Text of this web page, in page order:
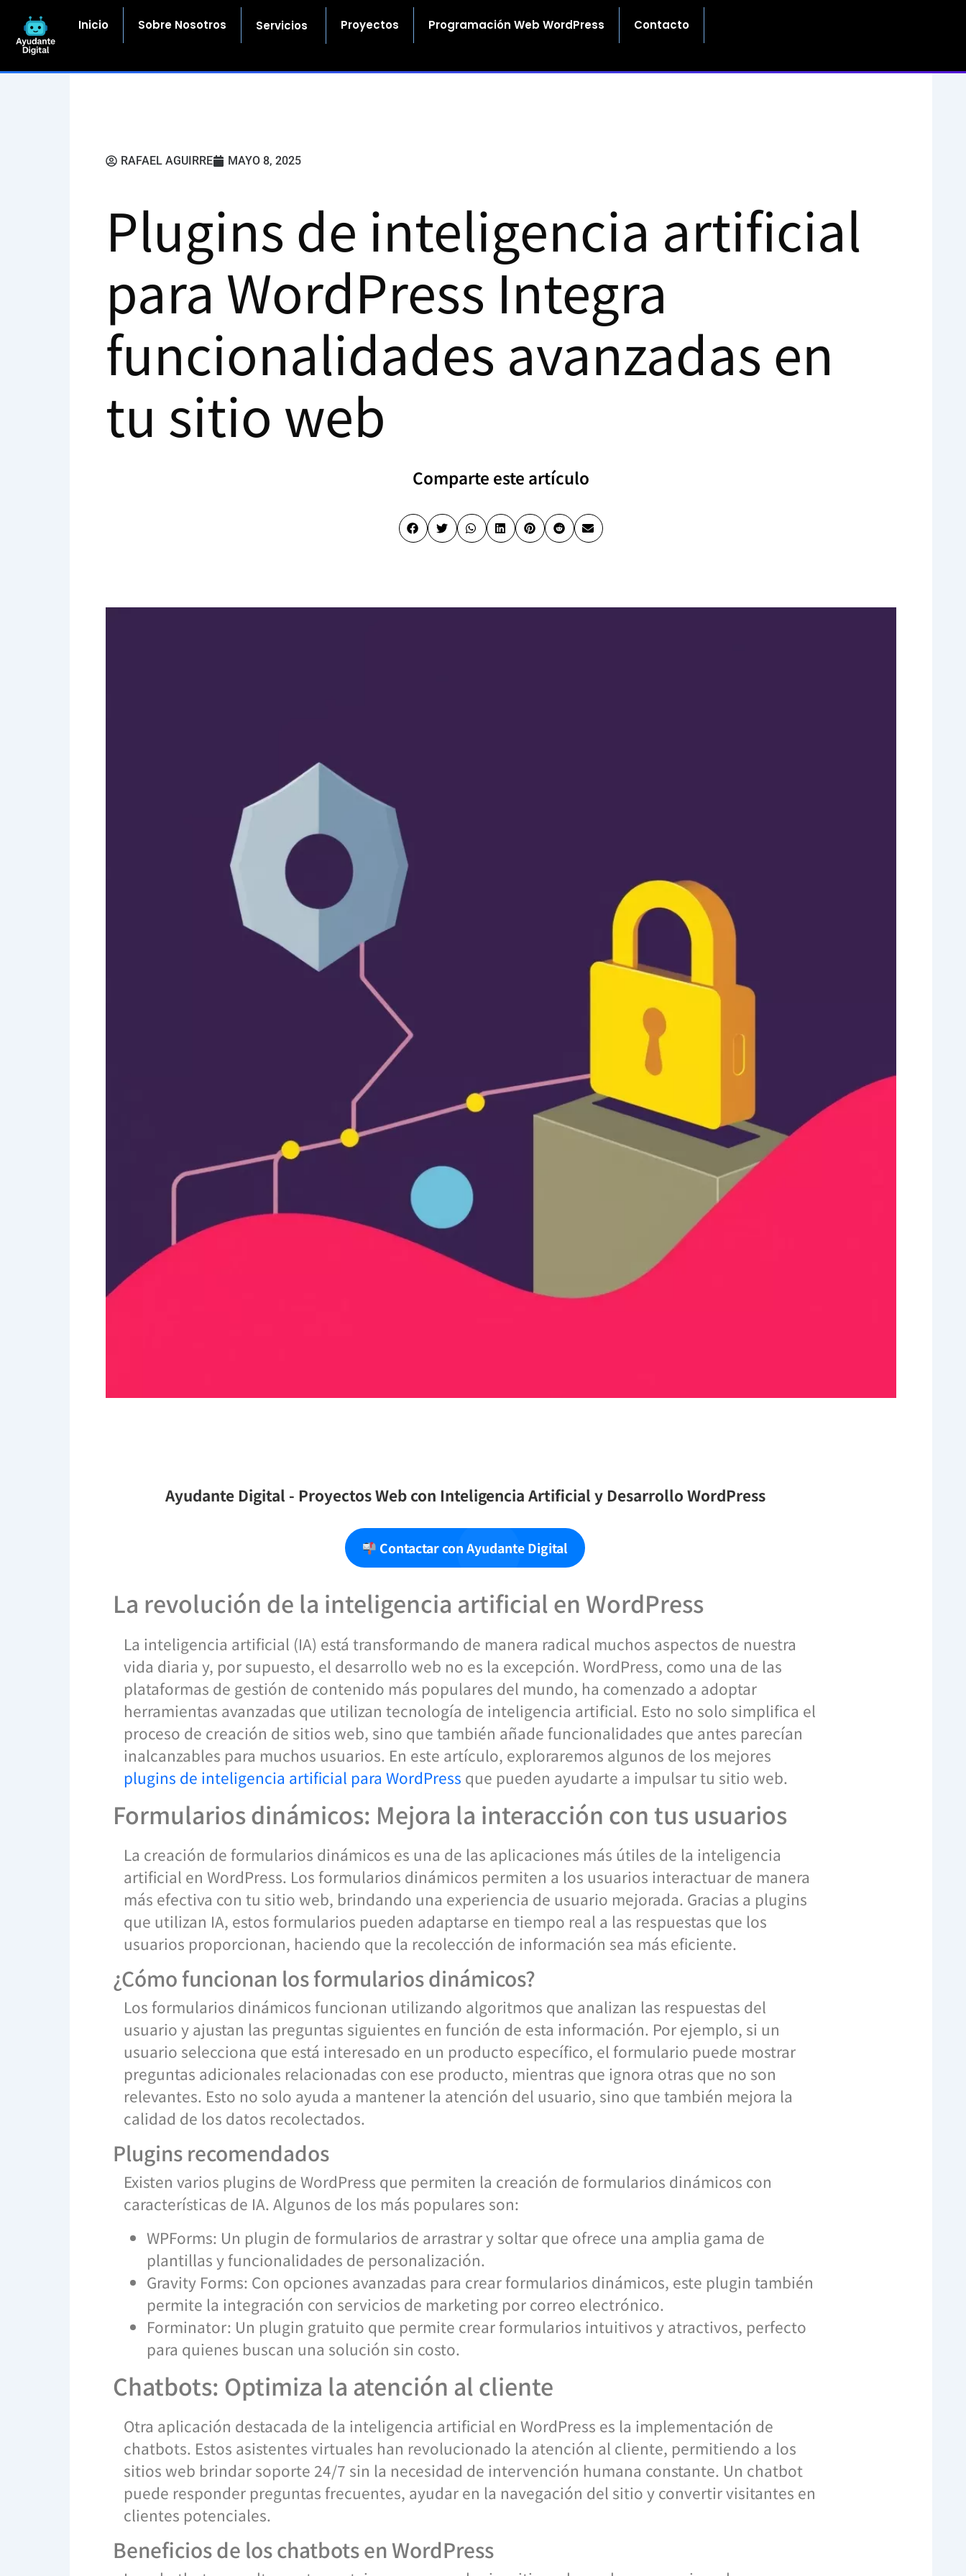
contenido
Inicio Sobre Nosotros Servicios Proyectos Programación Web WordPress Contacto
RAFAEL AGUIRRE MAYO 8, 2025
Plugins de inteligencia artificial
para WordPress Integra
funcionalidades avanzadas en
tu sitio web
Comparte este artículo
Ayudante Digital - Proyectos Web con Inteligencia Artificial y Desarrollo WordPress
Contactar con Ayudante Digital
La revolución de la inteligencia artificial en WordPress
La inteligencia artificial (IA) está transformando de manera radical muchos aspectos de nuestra
vida diaria y, por supuesto, el desarrollo web no es la excepción. WordPress, como una de las
plataformas de gestión de contenido más populares del mundo, ha comenzado a adoptar
herramientas avanzadas que utilizan tecnología de inteligencia artificial. Esto no solo simplifica el
proceso de creación de sitios web, sino que también añade funcionalidades que antes parecían
inalcanzables para muchos usuarios. En este artículo, exploraremos algunos de los mejores
plugins de inteligencia artificial para WordPress que pueden ayudarte a impulsar tu sitio web.
Formularios dinámicos: Mejora la interacción con tus usuarios
La creación de formularios dinámicos es una de las aplicaciones más útiles de la inteligencia
artificial en WordPress. Los formularios dinámicos permiten a los usuarios interactuar de manera
más efectiva con tu sitio web, brindando una experiencia de usuario mejorada. Gracias a plugins
que utilizan IA, estos formularios pueden adaptarse en tiempo real a las respuestas que los
usuarios proporcionan, haciendo que la recolección de información sea más eficiente.
¿Cómo funcionan los formularios dinámicos?
Los formularios dinámicos funcionan utilizando algoritmos que analizan las respuestas del
usuario y ajustan las preguntas siguientes en función de esta información. Por ejemplo, si un
usuario selecciona que está interesado en un producto específico, el formulario puede mostrar
preguntas adicionales relacionadas con ese producto, mientras que ignora otras que no son
relevantes. Esto no solo ayuda a mantener la atención del usuario, sino que también mejora la
calidad de los datos recolectados.
Plugins recomendados
Existen varios plugins de WordPress que permiten la creación de formularios dinámicos con
características de IA. Algunos de los más populares son:
WPForms: Un plugin de formularios de arrastrar y soltar que ofrece una amplia gama de
plantillas y funcionalidades de personalización.
Gravity Forms: Con opciones avanzadas para crear formularios dinámicos, este plugin también
permite la integración con servicios de marketing por correo electrónico.
Forminator: Un plugin gratuito que permite crear formularios intuitivos y atractivos, perfecto
para quienes buscan una solución sin costo.
Chatbots: Optimiza la atención al cliente
Otra aplicación destacada de la inteligencia artificial en WordPress es la implementación de
chatbots. Estos asistentes virtuales han revolucionado la atención al cliente, permitiendo a los
sitios web brindar soporte 24/7 sin la necesidad de intervención humana constante. Un chatbot
puede responder preguntas frecuentes, ayudar en la navegación del sitio y convertir visitantes en
clientes potenciales.
Beneficios de los chatbots en WordPress